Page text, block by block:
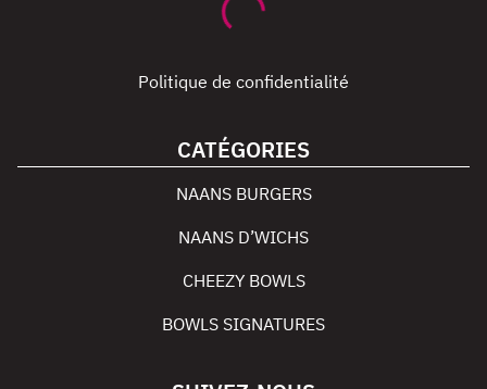
Politique de confidentialité
CATÉGORIES
NAANS BURGERS
NAANS D’WICHS
CHEEZY BOWLS
BOWLS SIGNATURES